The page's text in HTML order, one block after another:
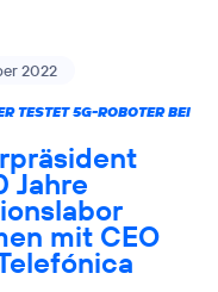
2022
TESTET 5G-ROBOTER BEI
Jahre
mit CEO